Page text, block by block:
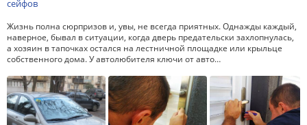
Жизнь полна сюрпризов и, увы, не всегда приятных. Однажды каждый,
наверное, бывал в ситуации, когда дверь предательски захлопнулась,
а хозяин в тапочках остался на лестничной площадке или крыльце
собственного дома. У автолюбителя ключи от авто…